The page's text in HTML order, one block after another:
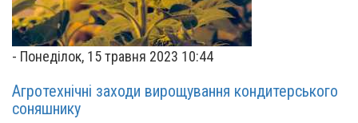
- Понеділок, 15 травня 2023 10:44
Агротехнічні заходи вирощування кондитерського
соняшнику